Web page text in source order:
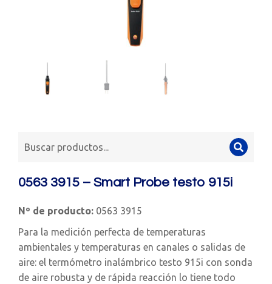
0563 3915 – Smart Probe testo 915i
Nº de producto: 0563 3915
Para la medición perfecta de temperaturas
ambientales y temperaturas en canales o salidas de
aire: el termómetro inalámbrico testo 915i con sonda
de aire robusta y de rápida reacción lo tiene todo